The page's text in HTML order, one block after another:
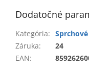
Dodatočné
Kategória:
Záruka:
24
EAN: